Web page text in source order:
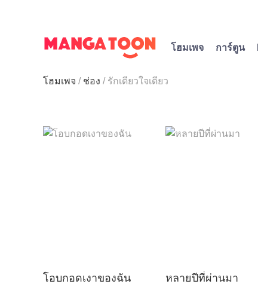
โฮมเพจ การ์ตูน
โฮมเพจ ช่อง รักเดียวใจเดียว
โอบกอดเงาของฉัน หลายปีที่ผ่านมา